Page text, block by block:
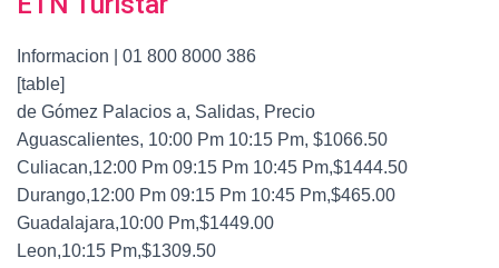
Informacion | 01 800 8000 386
[table]
de Gómez Palacios a, Salidas, Precio
Aguascalientes, 10:00 Pm 10:15 Pm, $1066.50
Culiacan,12:00 Pm 09:15 Pm 10:45 Pm,$1444.50
Durango,12:00 Pm 09:15 Pm 10:45 Pm,$465.00
Guadalajara,10:00 Pm,$1449.00
Leon,10:15 Pm,$1309.50